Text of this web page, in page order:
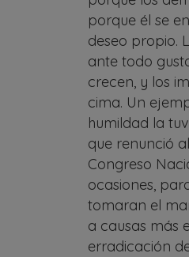
porque él se
deseo propio.
ante todo
crecen, y los
cima. Un
humildad la
que renunció
Congreso
ocasiones,
tomaran el
a causas más
erradicación